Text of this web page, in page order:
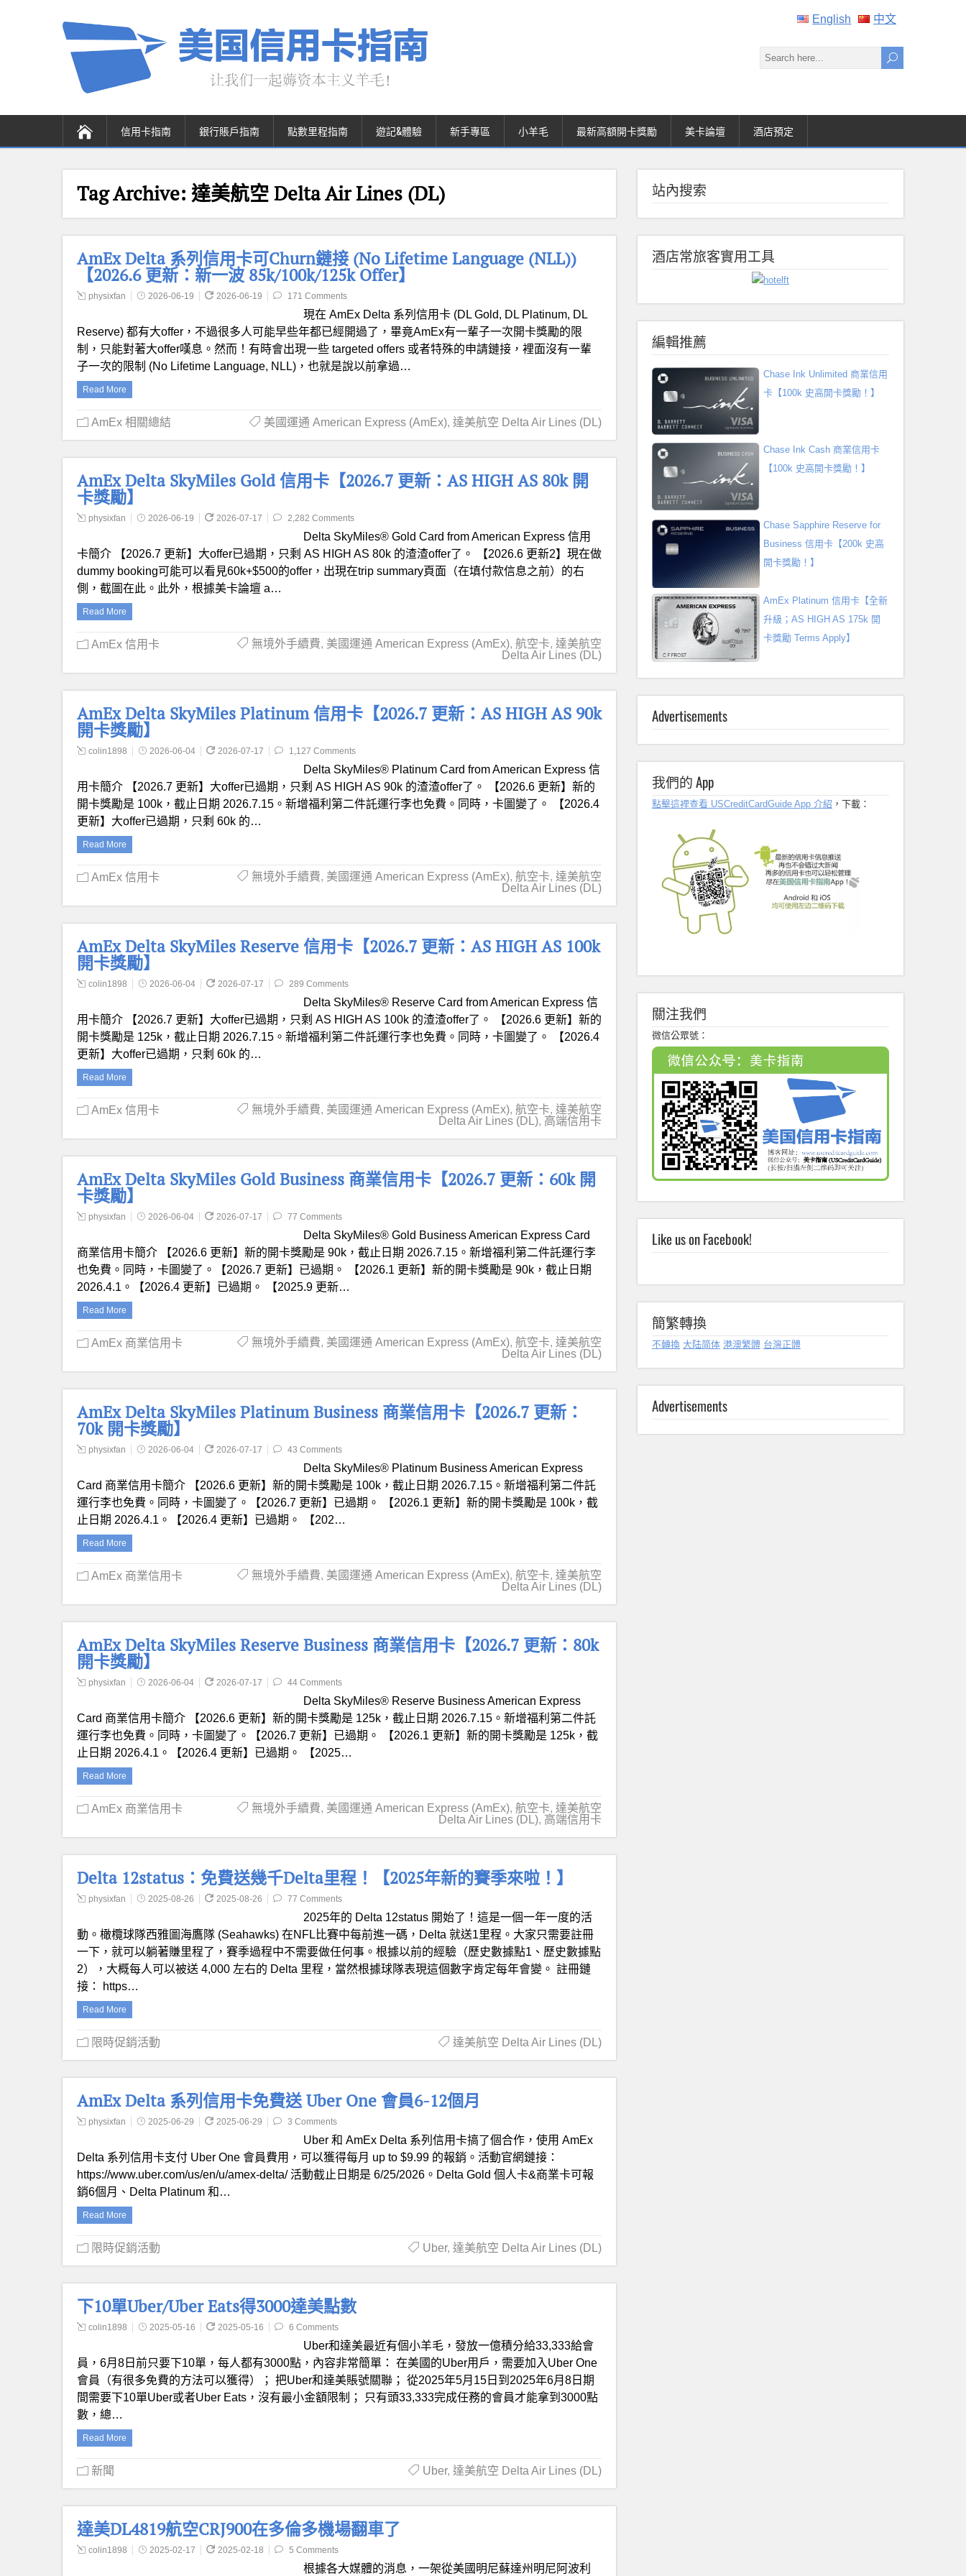
English 中文
信用卡指南 銀行賬戶指南 點數里程指南 遊記&體驗 新手專區 小羊毛 最新高額開卡獎勵 美卡論壇 酒店預定
Tag Archive: 達美航空 Delta Air Lines (DL)
AmEx Delta 系列信用卡可Churn鏈接 (No Lifetime Language (NLL))
【2026.6 更新：新一波 85k/100k/125k Offer】
physixfan 2026-06-19 2026-06-19 171 Comments
現在 AmEx Delta 系列信用卡 (DL Gold, DL Platinum, DL
Reserve) 都有大offer，不過很多人可能早些年都已經開過了，畢竟AmEx有一輩子一次開卡獎勵的限
制，只能對著大offer嘆息。然而！有時會出現一些 targeted offers 或者特殊的申請鏈接，裡面沒有一輩
子一次的限制 (No Lifetime Language, NLL)，也就是說以前拿過…
Read More
AmEx 相關總結 美國運通 American Express (AmEx), 達美航空 Delta Air Lines (DL)
AmEx Delta SkyMiles Gold 信用卡【2026.7 更新：AS HIGH AS 80k 開
卡獎勵】
physixfan 2026-06-19 2026-07-17 2,282 Comments
Delta SkyMiles® Gold Card from American Express 信用
卡簡介 【2026.7 更新】大offer已過期，只剩 AS HIGH AS 80k 的渣渣offer了。 【2026.6 更新2】現在做
dummy booking可能可以看見60k+$500的offer，出現在trip summary頁面（在填付款信息之前）的右
側，截圖在此。此外，根據美卡論壇 a…
Read More
AmEx 信用卡 無境外手續費, 美國運通 American Express (AmEx), 航空卡, 達美航空
Delta Air Lines (DL)
AmEx Delta SkyMiles Platinum 信用卡【2026.7 更新：AS HIGH AS 90k
開卡獎勵】
colin1898 2026-06-04 2026-07-17 1,127 Comments
Delta SkyMiles® Platinum Card from American Express 信
用卡簡介 【2026.7 更新】大offer已過期，只剩 AS HIGH AS 90k 的渣渣offer了。 【2026.6 更新】新的
開卡獎勵是 100k，截止日期 2026.7.15。新增福利第二件託運行李也免費。同時，卡圖變了。 【2026.4
更新】大offer已過期，只剩 60k 的…
Read More
AmEx 信用卡 無境外手續費, 美國運通 American Express (AmEx), 航空卡, 達美航空
Delta Air Lines (DL)
AmEx Delta SkyMiles Reserve 信用卡【2026.7 更新：AS HIGH AS 100k
開卡獎勵】
colin1898 2026-06-04 2026-07-17 289 Comments
Delta SkyMiles® Reserve Card from American Express 信
用卡簡介 【2026.7 更新】大offer已過期，只剩 AS HIGH AS 100k 的渣渣offer了。 【2026.6 更新】新的
開卡獎勵是 125k，截止日期 2026.7.15。新增福利第二件託運行李也免費。同時，卡圖變了。 【2026.4
更新】大offer已過期，只剩 60k 的…
Read More
AmEx 信用卡 無境外手續費, 美國運通 American Express (AmEx), 航空卡, 達美航空
Delta Air Lines (DL), 高端信用卡
AmEx Delta SkyMiles Gold Business 商業信用卡【2026.7 更新：60k 開
卡獎勵】
physixfan 2026-06-04 2026-07-17 77 Comments
Delta SkyMiles® Gold Business American Express Card
商業信用卡簡介 【2026.6 更新】新的開卡獎勵是 90k，截止日期 2026.7.15。新增福利第二件託運行李
也免費。同時，卡圖變了。【2026.7 更新】已過期。 【2026.1 更新】新的開卡獎勵是 90k，截止日期
2026.4.1。【2026.4 更新】已過期。 【2025.9 更新…
Read More
AmEx 商業信用卡 無境外手續費, 美國運通 American Express (AmEx), 航空卡, 達美航空
Delta Air Lines (DL)
AmEx Delta SkyMiles Platinum Business 商業信用卡【2026.7 更新：
70k 開卡獎勵】
physixfan 2026-06-04 2026-07-17 43 Comments
Delta SkyMiles® Platinum Business American Express
Card 商業信用卡簡介 【2026.6 更新】新的開卡獎勵是 100k，截止日期 2026.7.15。新增福利第二件託
運行李也免費。同時，卡圖變了。【2026.7 更新】已過期。 【2026.1 更新】新的開卡獎勵是 100k，截
止日期 2026.4.1。【2026.4 更新】已過期。 【202…
Read More
AmEx 商業信用卡 無境外手續費, 美國運通 American Express (AmEx), 航空卡, 達美航空
Delta Air Lines (DL)
AmEx Delta SkyMiles Reserve Business 商業信用卡【2026.7 更新：80k
開卡獎勵】
physixfan 2026-06-04 2026-07-17 44 Comments
Delta SkyMiles® Reserve Business American Express
Card 商業信用卡簡介 【2026.6 更新】新的開卡獎勵是 125k，截止日期 2026.7.15。新增福利第二件託
運行李也免費。同時，卡圖變了。【2026.7 更新】已過期。 【2026.1 更新】新的開卡獎勵是 125k，截
止日期 2026.4.1。【2026.4 更新】已過期。 【2025…
Read More
AmEx 商業信用卡 無境外手續費, 美國運通 American Express (AmEx), 航空卡, 達美航空
Delta Air Lines (DL), 高端信用卡
Delta 12status：免費送幾千Delta里程！【2025年新的賽季來啦！】
physixfan 2025-08-26 2025-08-26 77 Comments
2025年的 Delta 12status 開始了！這是一個一年一度的活
動。橄欖球隊西雅圖海鷹隊 (Seahawks) 在NFL比賽中每前進一碼，Delta 就送1里程。大家只需要註冊
一下，就可以躺著賺里程了，賽季過程中不需要做任何事。根據以前的經驗（歷史數據點1、歷史數據點
2），大概每人可以被送 4,000 左右的 Delta 里程，當然根據球隊表現這個數字肯定每年會變。 註冊鏈
接： https…
Read More
限時促銷活動 達美航空 Delta Air Lines (DL)
AmEx Delta 系列信用卡免費送 Uber One 會員6-12個月
physixfan 2025-06-29 2025-06-29 3 Comments
Uber 和 AmEx Delta 系列信用卡搞了個合作，使用 AmEx
Delta 系列信用卡支付 Uber One 會員費用，可以獲得每月 up to $9.99 的報銷。活動官網鏈接：
https://www.uber.com/us/en/u/amex-delta/ 活動截止日期是 6/25/2026。Delta Gold 個人卡&商業卡可報
銷6個月、Delta Platinum 和…
Read More
限時促銷活動 Uber, 達美航空 Delta Air Lines (DL)
下10單Uber/Uber Eats得3000達美點數
colin1898 2025-05-16 2025-05-16 6 Comments
Uber和達美最近有個小羊毛，發放一億積分給33,333給會
員，6月8日前只要下10單，每人都有3000點，內容非常簡單： 在美國的Uber用戶，需要加入Uber One
會員（有很多免費的方法可以獲得）； 把Uber和達美賬號關聯； 從2025年5月15日到2025年6月8日期
間需要下10單Uber或者Uber Eats，沒有最小金額限制； 只有頭33,333完成任務的會員才能拿到3000點
數，總…
Read More
新聞 Uber, 達美航空 Delta Air Lines (DL)
達美DL4819航空CRJ900在多倫多機場翻車了
colin1898 2025-02-17 2025-02-18 5 Comments
根據各大媒體的消息，一架從美國明尼蘇達州明尼阿波利
站內搜索
酒店常旅客實用工具
編輯推薦
Chase Ink Unlimited 商業信用
卡【100k 史高開卡獎勵！】
Chase Ink Cash 商業信用卡
【100k 史高開卡獎勵！】
Chase Sapphire Reserve for
Business 信用卡【200k 史高
開卡獎勵！】
AmEx Platinum 信用卡【全新
升級；AS HIGH AS 175k 開
卡獎勵 Terms Apply】
Advertisements
我們的 App
點擊這裡查看 USCreditCardGuide App 介紹 ，下載：
關注我們
微信公眾號：
Like us on Facebook!
簡繁轉換
不轉換 大陆简体 港澳繁體 台灣正體
Advertisements